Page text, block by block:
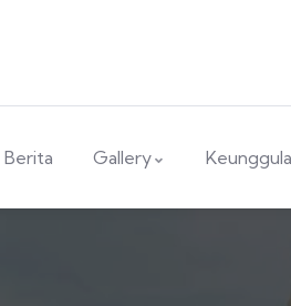
Berita Gallery